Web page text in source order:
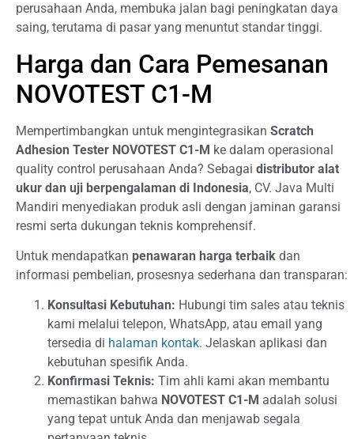
perusahaan Anda, membuka jalan bagi peningkatan daya
saing, terutama di pasar yang menuntut standar tinggi.
Harga dan Cara Pemesanan
NOVOTEST C1-M
Mempertimbangkan untuk mengintegrasikan Scratch
Adhesion Tester NOVOTEST C1-M ke dalam operasional
quality control perusahaan Anda? Sebagai distributor alat
ukur dan uji berpengalaman di Indonesia, CV. Java Multi
Mandiri menyediakan produk asli dengan jaminan garansi
resmi serta dukungan teknis komprehensif.
Untuk mendapatkan penawaran harga terbaik dan
informasi pembelian, prosesnya sederhana dan transparan:
Konsultasi Kebutuhan: Hubungi tim sales atau teknis
kami melalui telepon, WhatsApp, atau email yang
tersedia di halaman kontak. Jelaskan aplikasi dan
kebutuhan spesifik Anda.
Konfirmasi Teknis: Tim ahli kami akan membantu
memastikan bahwa NOVOTEST C1-M adalah solusi
yang tepat untuk Anda dan menjawab segala